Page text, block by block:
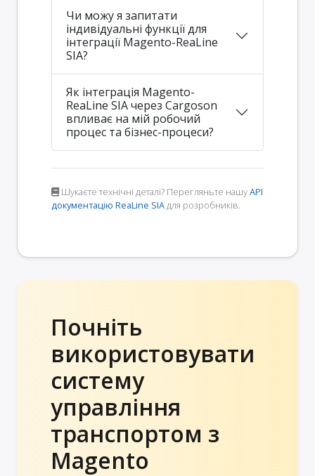
Чи можу я запитати
індивідуальні функції для
інтеграції Magento-ReaLine
SIA?
Як інтеграція Magento-
ReaLine SIA через Cargoson
впливає на мій робочий
процес та бізнес-процеси?
Шукаєте технічні деталі? Перегляньте нашуAPI
документацію ReaLine SIA для розробників.
Почніть
використовувати
систему
управління
транспортом з
Magento